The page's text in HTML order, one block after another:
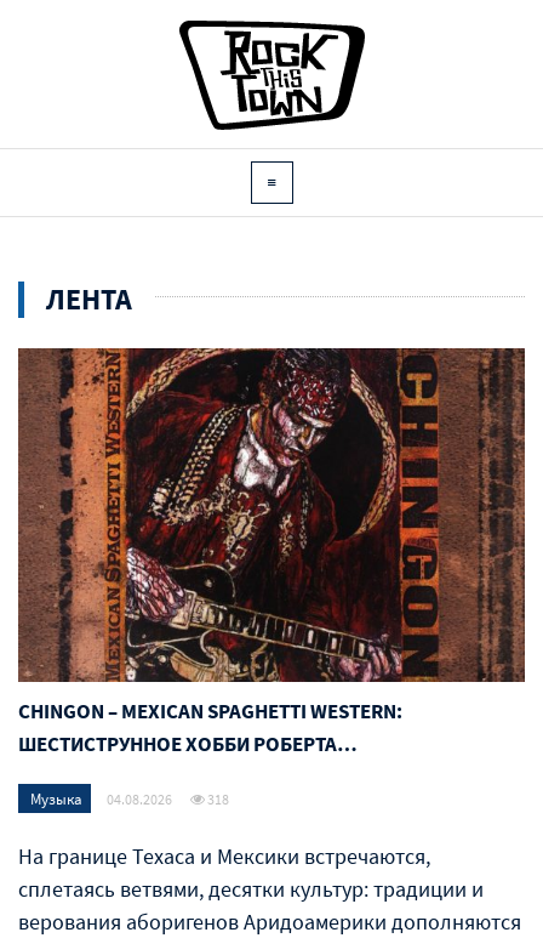
ЛЕНТА
CHINGON – MEXICAN SPAGHETTI WESTERN:
ШЕСТИСТРУННОЕ ХОББИ РОБЕРТА…
Музыка 04.08.2026 318
На границе Техаса и Мексики встречаются,
сплетаясь ветвями, десятки культур: традиции и
верования аборигенов Аридоамерики дополняются